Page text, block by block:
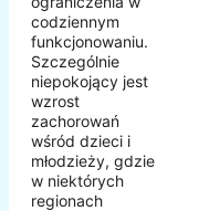
codziennym
funkcjonowaniu.
Szczególnie
niepokojący jest
wzrost
zachorowań
wśród dzieci i
młodzieży, gdzie
w niektórych
regionach